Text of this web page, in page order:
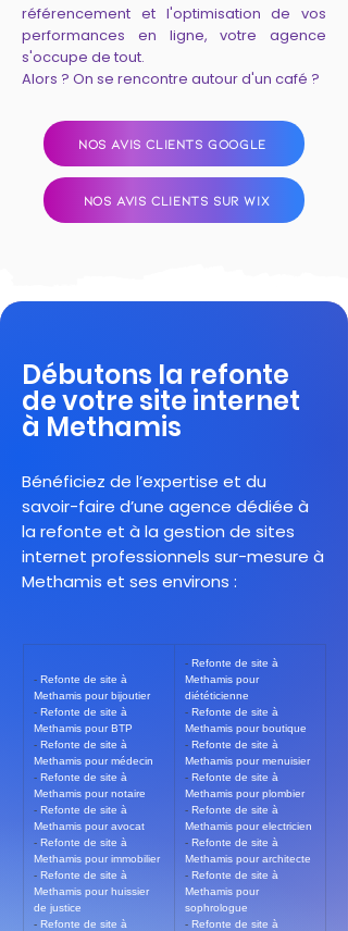
référencement et l'optimisation de vos
performances en ligne, votre agence
s'occupe de tout.
Alors ? On se rencontre autour d'un café ?
NOS AVIS CLIENTS GOOGLE
NOS AVIS CLIENTS SUR WIX
Débutons la refonte
de votre site internet
à Methamis
Bénéficiez de l’expertise et du
savoir-faire d’une agence dédiée à
la refonte et à la gestion de sites
internet professionnels sur-mesure à
Methamis et ses environs :
- Refonte de site à
Methamis pour bijoutier
- Refonte de site à
Methamis pour BTP
- Refonte de site à
Methamis pour médecin
- Refonte de site à
Methamis pour notaire
- Refonte de site à
Methamis pour avocat
- Refonte de site à
Methamis pour immobilier
- Refonte de site à
Methamis pour huissier
de justice
- Refonte de site à
- Refonte de site à
Methamis pour
diététicienne
- Refonte de site à
Methamis pour boutique
- Refonte de site à
Methamis pour menuisier
- Refonte de site à
Methamis pour plombier
- Refonte de site à
Methamis pour electricien
- Refonte de site à
Methamis pour architecte
- Refonte de site à
Methamis pour
sophrologue
- Refonte de site à